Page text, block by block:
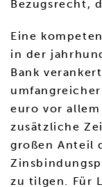
Bezugsrecht,
Eine
in der
Bank
euro vor
zusätzliche
großen Anteil
zu tilgen. Für